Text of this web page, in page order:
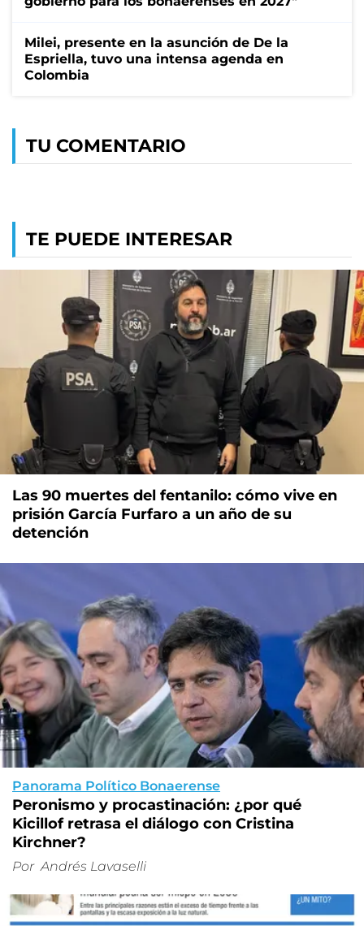
Milei, presente en la asunción de De la
Espriella, tuvo una intensa agenda en
Colombia
TU COMENTARIO
TE PUEDE INTERESAR
Las 90 muertes del fentanilo: cómo vive en
prisión García Furfaro a un año de su
detención
Panorama Político Bonaerense
Peronismo y procastinación: ¿por qué
Kicillof retrasa el diálogo con Cristina
Kirchner?
Por Andrés Lavaselli